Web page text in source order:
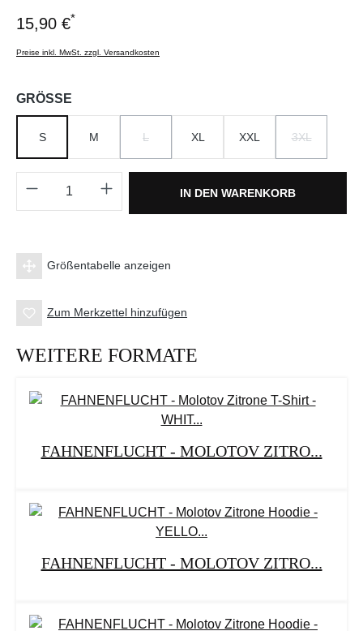
15,90 €*
Preise inkl. MwSt. zzgl. Versandkosten
GRÖSSE
S M L XL XXL 3XL
Produkt Anzahl: Gib den gewünschten
IN DEN WARENKORB
Größentabelle anzeigen
Zum Merkzettel hinzufügen
WEITERE FORMATE
FAHNENFLUCHT - MOLOTOV ZITRO...
FAHNENFLUCHT - MOLOTOV ZITRO...